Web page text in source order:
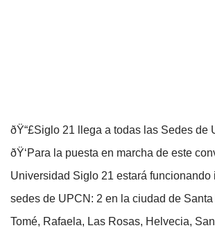
ðŸ“£Siglo 21 llega a todas las Sedes de
ðŸ‘Para la puesta en marcha de este
Universidad Siglo 21 estará funcionando
sedes de UPCN: 2 en la ciudad de
Tomé, Rafaela, Las Rosas, Helvecia,